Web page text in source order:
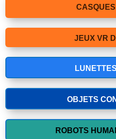
JEUX VR
OBJETS
ROBOTS